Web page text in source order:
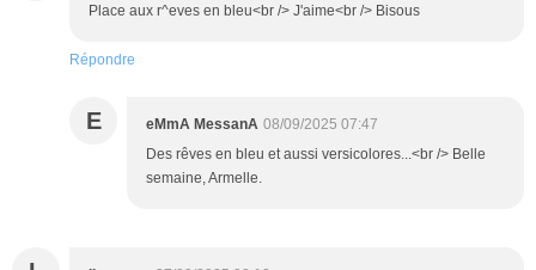
Place aux r^eves en bleu<br /> J'aime<br /> Bisous
Répondre
E eMmA MessanA 08/09/2025 07:47
Des rêves en bleu et aussi versicolores...<br /> Belle
semaine, Armelle.